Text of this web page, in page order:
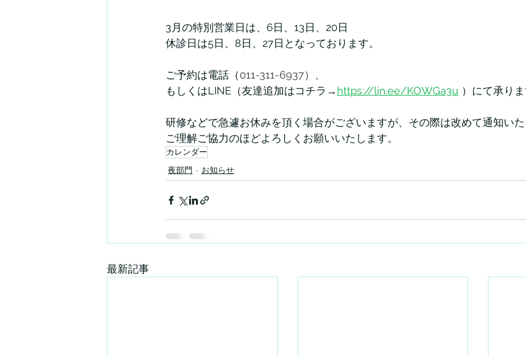
3月の特別営業日は、6日、13日、20日
休診日は5日、8日、27日となっております。
ご予約は電話（011-311-6937）、
もしくはLINE（友達追加はコチラ→https://lin.ee/KOWGa3u ）にて承り
研修などで急遽お休みを頂く場合がございますが、その際は改めて通知い
ご理解ご協力のほどよろしくお願いいたします。
カレンダー
夜部門
お知らせ
最新記事